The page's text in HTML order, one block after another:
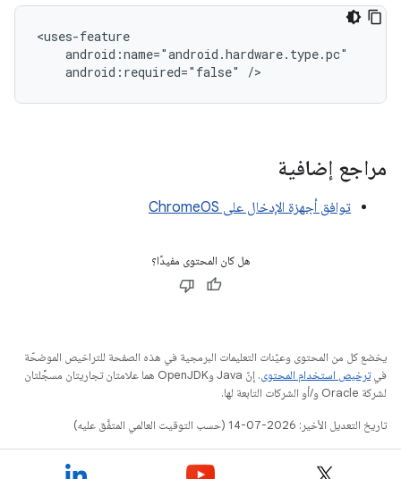
android:required="false"
مراجع إضافية
توافق أجهزة الإدخال على ChromeOS
هل كان المحتوى مفيدًا؟
يخضع كل من المحتوى وعيّنات التعليمات البرمجية في هذه الصفحة للتراخيص الموضحّة
فيترخيص استخدام المحتوى
. إنّ Java وOpenJDK هما علامتان تجاريتان مسجَّلتان
لشركة Oracle و/أو الشركات التابعة لها.
تاريخ التعديل الأخير: 2026-07-14 (حسب التوقيت العالمي المتفَّق عليه)